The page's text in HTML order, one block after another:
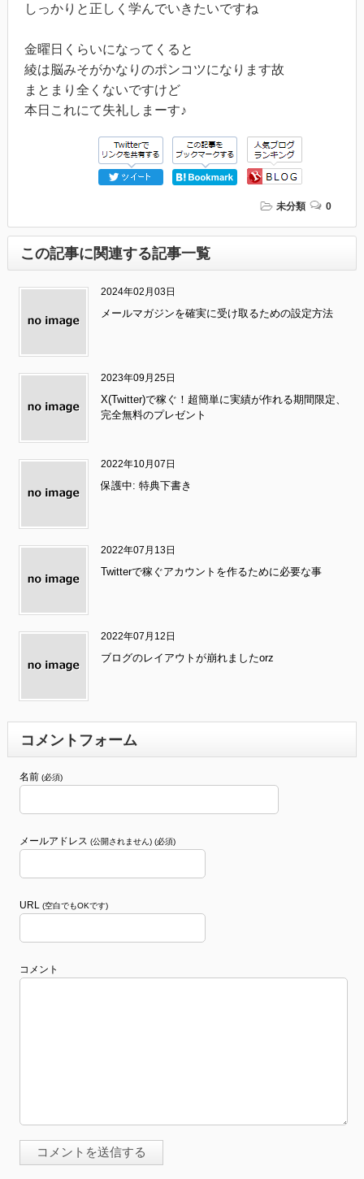
しっかりと正しく学んでいきたいですね
金曜日くらいになってくると
綾は脳みそがかなりのポンコツになります故
まとまり全くないですけど
本日これにて失礼しまーす♪
未分類 0
この記事に関連する記事一覧
2024年02月03日
メールマガジンを確実に受け取るための設定方法
2023年09月25日
X(Twitter)で稼ぐ！超簡単に実績が作れる期間限定、
完全無料のプレゼント
2022年10月07日
保護中: 特典下書き
2022年07月13日
Twitterで稼ぐアカウントを作るために必要な事
2022年07月12日
ブログのレイアウトが崩れましたorz
コメントフォーム
名前 (必須)
メールアドレス (公開されません) (必須)
URL (空白でもOKです)
コメント